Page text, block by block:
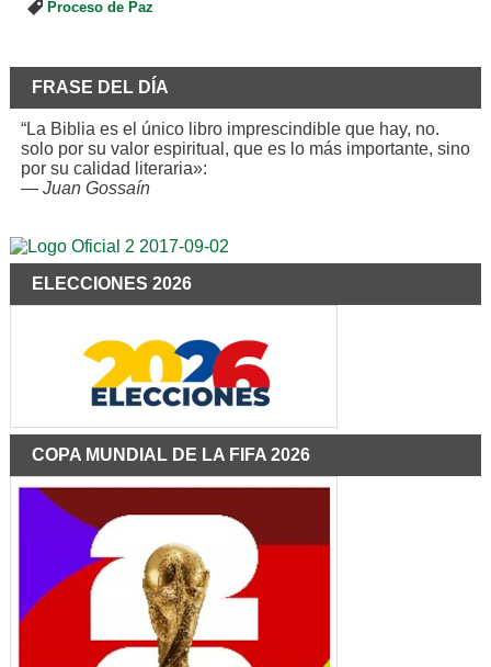
Proceso de Paz
FRASE DEL DÍA
“La Biblia es el único libro imprescindible que hay, no.
solo por su valor espiritual, que es lo más importante, sino
por su calidad literaria»:
— Juan Gossaín
ELECCIONES 2026
COPA MUNDIAL DE LA FIFA 2026